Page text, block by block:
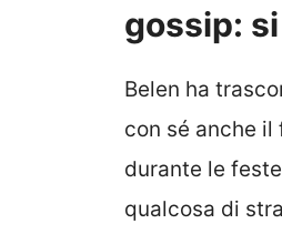
gossip:
Belen ha
con sé anche il
durante le
qualcosa di